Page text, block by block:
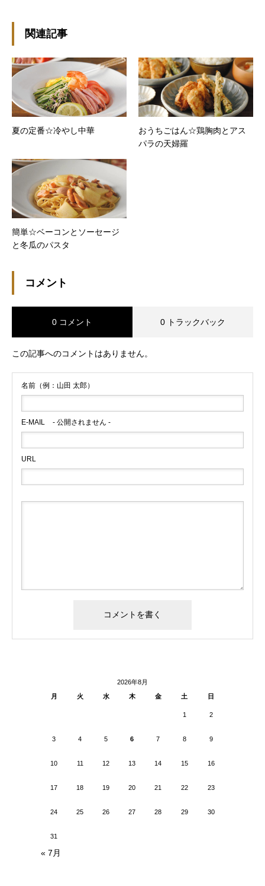
関連記事
夏の定番☆冷やし中華
おうちごはん☆鶏胸肉とアス
パラの天婦羅
簡単☆ベーコンとソーセージ
と冬瓜のパスタ
コメント
0 コメント 0 トラックバック
この記事へのコメントはありません。
名前（例：山田 太郎）
E-MAIL - 公開されません -
URL
2026年8月
月
火 水 木 金 土 日
1 2
3 4 5 6 7 8 9
10 11 12 13 14 15 16
17 18 19 20 21 22 23
24 25 26 27 28 29 30
31
« 7月